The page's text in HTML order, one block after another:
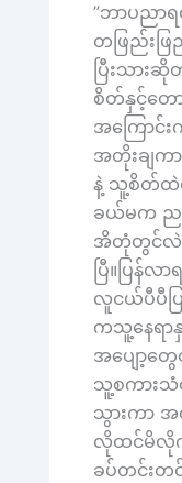
”ဘာပညာ
တဖြည်းဖ
ပြီးသာ
စိတ်နှင့်တေ
အကြောင်
အတိုးချက
နဲ့ သူ့စိတ်ထဲ
ခယ်မက ည
အိတုံတွင်လဲ
ပြီ။ပြန်
လူငယ်ပီပီ
ကသူ့နေရာ
အပျော့တွ
သူ့စကား
သွားကာ
လိုထင်မိလို
ခပ်တင်း